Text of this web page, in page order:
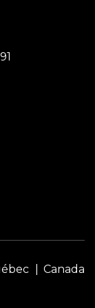
Canada